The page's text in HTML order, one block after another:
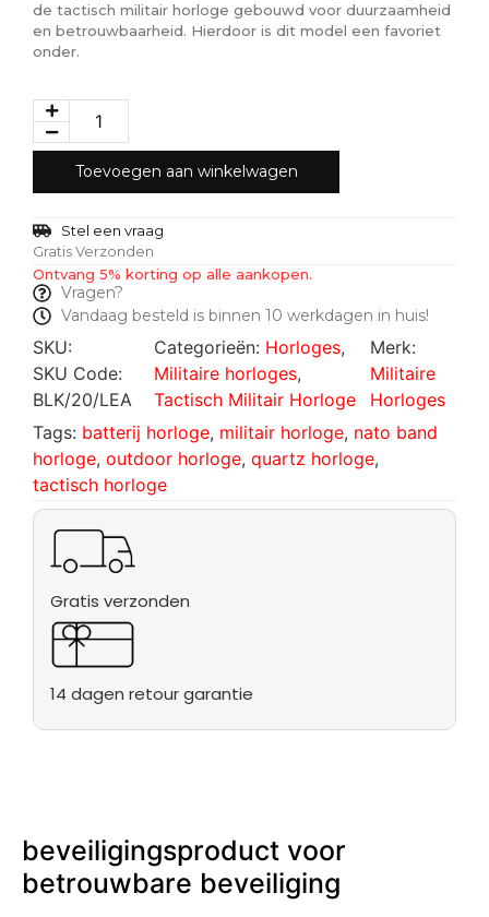
de tactisch militair horloge gebouwd voor duurzaamheid
en betrouwbaarheid. Hierdoor is dit model een favoriet
onder.
Toevoegen aan winkelwagen
Stel een vraag
Gratis Verzonden
Ontvang 5% korting op alle aankopen.
Vragen?
Vandaag besteld is binnen 10 werkdagen in huis!
SKU:
SKU Code:
BLK/20/LEA
Categorieën: Horloges,
Militaire horloges,
Tactisch Militair Horloge
Merk:
Militaire
Horloges
Tags: batterij horloge, militair horloge, nato band
horloge, outdoor horloge, quartz horloge,
tactisch horloge
Gratis verzonden
14 dagen retour garantie
beveiligingsproduct voor
betrouwbare beveiliging